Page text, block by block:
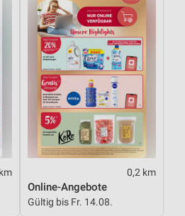
0,2 km
Online-Angebote
Gültig bis Fr. 14.08.
Anbieter)
Zwecke:
auf Informationen
zur Auswahl von
personalisierte
zur Auswahl